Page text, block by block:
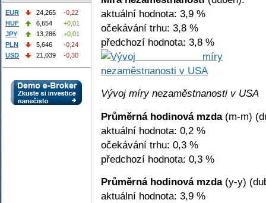
aktuální hodnota: 3,9 %
očekávání trhu: 3,8 %
předchozí hodnota: 3,8 %
Vývoj míry nezaměstnanosti v USA
Průměrná hodinová mzda(m-m)
aktuální hodnota: 0,2 %
očekávání trhu: 0,3 %
předchozí hodnota: 0,3 %
Průměrná hodinová mzda(y-y)
aktuální hodnota: 3,9 %
EUR 24,265
-0,22
HUF
6,654
+0,01
JPY
13,286
+0,01
PLN
5,646
-0,24
USD
21,039 -0,30